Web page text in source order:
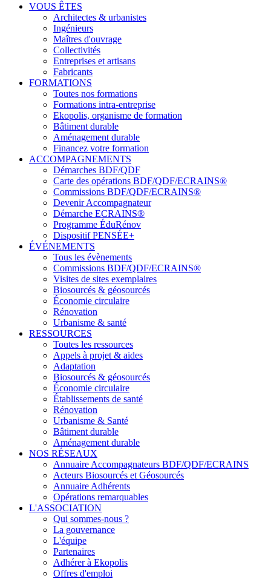
VOUS ÊTES
Architectes & urbanistes
Ingénieurs
Maîtres d'ouvrage
Collectivités
Entreprises et artisans
Fabricants
FORMATIONS
Toutes nos formations
Formations intra-entreprise
Ekopolis, organisme de formation
Bâtiment durable
Aménagement durable
Financez votre formation
ACCOMPAGNEMENTS
Démarches BDF/QDF
Carte des opérations BDF/QDF/ECRAINS®
Commissions BDF/QDF/ECRAINS®
Devenir Accompagnateur
Démarche ECRAINS®
Programme ÉduRénov
Dispositif PENSÉE+
ÉVÉNEMENTS
Tous les évènements
Commissions BDF/QDF/ECRAINS®
Visites de sites exemplaires
Biosourcés & géosourcés
Économie circulaire
Rénovation
Urbanisme & santé
RESSOURCES
Toutes les ressources
Appels à projet & aides
Adaptation
Biosourcés & géosourcés
Économie circulaire
Établissements de santé
Rénovation
Urbanisme & Santé
Bâtiment durable
Aménagement durable
NOS RÉSEAUX
Annuaire Accompagnateurs BDF/QDF/ECRAINS
Acteurs Biosourcés et Géosourcés
Annuaire Adhérents
Opérations remarquables
L'ASSOCIATION
Qui sommes-nous ?
La gouvernance
L'équipe
Partenaires
Adhérer à Ekopolis
Offres d'emploi